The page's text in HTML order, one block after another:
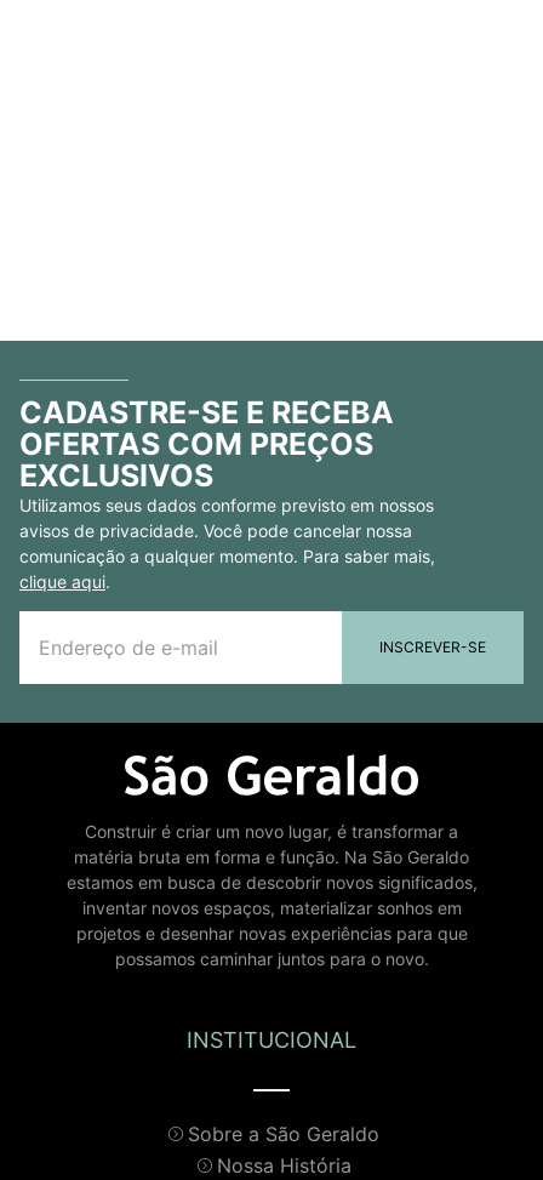
CADASTRE-SE E RECEBA
OFERTAS COM PREÇOS
EXCLUSIVOS
Utilizamos seus dados conforme previsto em nossos
avisos de privacidade. Você pode cancelar nossa
comunicação a qualquer momento. Para saber mais,
clique aqui.
INSCREVER-SE
Construir é criar um novo lugar, é transformar a
matéria bruta em forma e função. Na São Geraldo
estamos em busca de descobrir novos significados,
inventar novos espaços, materializar sonhos em
projetos e desenhar novas experiências para que
possamos caminhar juntos para o novo.
INSTITUCIONAL
Sobre a São Geraldo
Nossa História